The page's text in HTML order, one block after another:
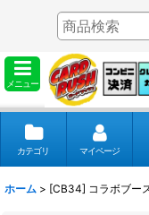
メニュー
カテゴリ マイページ
ホーム > [CB34] コラボブー